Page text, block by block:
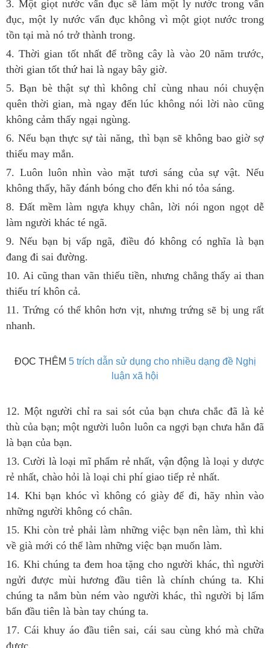
3. Một giọt nước vẩn đục sẽ làm một ly nước trong vẩn
đục, một ly nước vẩn đục không vì một giọt nước trong
tồn tại mà nó trở thành trong.
4. Thời gian tốt nhất để trồng cây là vào 20 năm trước,
thời gian tốt thứ hai là ngay bây giờ.
5. Bạn bè thật sự thì không chỉ cùng nhau nói chuyện
quên thời gian, mà ngay đến lúc không nói lời nào cũng
không cảm thấy ngại ngùng.
6. Nếu bạn thực sự tài năng, thì bạn sẽ không bao giờ sợ
thiếu may mắn.
7. Luôn luôn nhìn vào mặt tươi sáng của sự vật. Nếu
không thấy, hãy đánh bóng cho đến khi nó tỏa sáng.
8. Đất mềm làm ngựa khụy chân, lời nói ngon ngọt dễ
làm người khác té ngã.
9. Nếu bạn bị vấp ngã, điều đó không có nghĩa là bạn
đang đi sai đường.
10. Ai cũng than vãn thiếu tiền, nhưng chẳng thấy ai than
thiếu trí khôn cả.
11. Trứng có thể khôn hơn vịt, nhưng trứng sẽ bị ung rất
nhanh.
ĐỌC THÊM 5 trích dẫn sử dụng cho nhiều dạng đề Nghị
luận xã hội
12. Một người chỉ ra sai sót của bạn chưa chắc đã là kẻ
thù của bạn; một người luôn luôn ca ngợi bạn chưa hẳn đã
là bạn của bạn.
13. Cười là loại mĩ phẩm rẻ nhất, vận động là loại y dược
rẻ nhất, chào hỏi là loại chi phí giao tiếp rẻ nhất.
14. Khi bạn khóc vì không có giày để đi, hãy nhìn vào
những người không có chân.
15. Khi còn trẻ phải làm những việc bạn nên làm, thì khi
về già mới có thể làm những việc bạn muốn làm.
16. Khi chúng ta đem hoa tặng cho người khác, thì người
ngửi được mùi hương đầu tiên là chính chúng ta. Khi
chúng ta nắm bùn ném vào người khác, thì người bị lấm
bẩn đầu tiên là bàn tay chúng ta.
17. Cái khuy áo đầu tiên sai, cái sau cùng khó mà chữa
được.